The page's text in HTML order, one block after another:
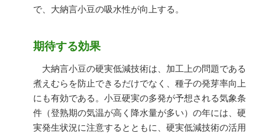
で、大納言小豆の吸水性が向上する。
期待する効果
大納言小豆の硬実低減技術は、加工上の問題である
煮えむらを防止できるだけでなく、種子の発芽率向上
にも有効である。小豆硬実の多発が予想される気象条
件（登熟期の気温が高く降水量が多い）の年には、硬
実発生状況に注意するとともに、硬実低減技術の活用